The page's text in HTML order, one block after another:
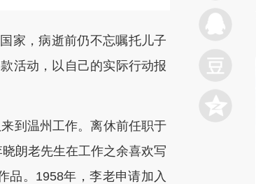
家，病逝前仍不忘嘱托儿子
活动，以自己的实际行动报
到温州工作。离休前任职于
朗老先生在工作之余喜欢写
品。1958年，李老申请加入